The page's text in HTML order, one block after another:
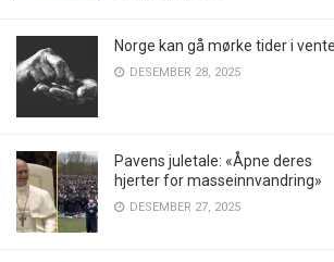
Norge kan gå mørke tider i vente
DESEMBER 28, 2025
Pavens juletale: «Åpne deres
hjerter for masseinnvandring»
DESEMBER 27, 2025